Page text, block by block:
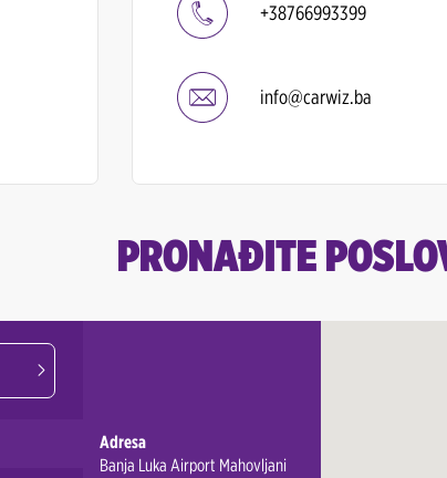
+38766993399
info@carwiz.ba
PRONAĐITE
Adresa
Banja Luka Airport Mahovljani